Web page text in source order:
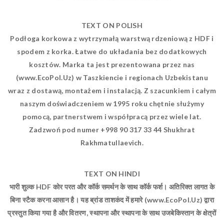
TEXT ON POLISH
Podłoga korkowa z wytrzymałą warstwą rdzeniową z HDF i
spodem z korka. Łatwe do układania bez dodatkowych
kosztów. Marka ta jest prezentowana przez nas
(www.EcoPol.Uz) w Taszkiencie i regionach Uzbekistanu
wraz z dostawą, montażem i instalacją. Z szacunkiem i całym
naszym doświadczeniem w 1995 roku chętnie służymy
pomocą, partnerstwem i współpracą przez wiele lat.
Zadzwoń pod numer +998 90 317 33 44 Shukhrat
Rakhmatullaevich.
TEXT ON HINDI
भारी शुल्क HDF कोर परत और कॉर्क समर्थन के साथ कॉर्क फर्श। अतिरिक्त लागत के
बिना स्टैक करना आसान है। यह ब्रांड ताशकंद में हमारे (www.EcoPol.Uz) द्वारा
प्रस्तुत किया गया है और वितरण, स्थापना और स्थापना के साथ उजबेकिस्तान के क्षेत्रों